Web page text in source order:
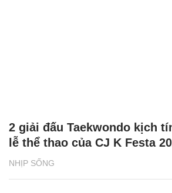
NHỊP SỐNG
2 giải đấu Taekwondo kịch
lễ thể thao của CJ K Festa